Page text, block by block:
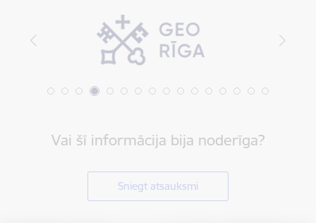
Vai šī informācija bija noderīga?
Sniegt atsauksmi